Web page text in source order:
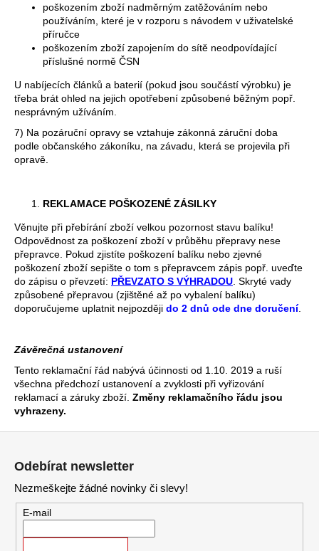
poškozením zboží nadměrným zatěžováním nebo
používáním, které je v rozporu s návodem v uživatelské
příručce
poškozením zboží zapojením do sítě neodpovídající
příslušné normě ČSN
U nabíjecích článků a baterií (pokud jsou součástí výrobku) je
třeba brát ohled na jejich opotřebení způsobené běžným popř.
nesprávným užíváním.
7) Na pozáruční opravy se vztahuje zákonná záruční doba
podle občanského zákoníku, na závadu, která se projevila při
opravě.
REKLAMACE POŠKOZENÉ ZÁSILKY
Věnujte při přebírání zboží velkou pozornost stavu balíku!
Odpovědnost za poškození zboží v průběhu přepravy nese
přepravce. Pokud zjistíte poškození balíku nebo zjevné
poškození zboží sepište o tom s přepravcem zápis popř. uveďte
do zápisu o převzetí: PŘEVZATO S VÝHRADOU . Skryté vady
způsobené přepravou (zjištěné až po vybalení balíku)
doporučujeme uplatnit nejpozději do 2 dnů ode dne doručení.
Závěrečná ustanovení
Tento reklamační řád nabývá účinnosti od 1.10. 2019 a ruší
všechna předchozí ustanovení a zvyklosti při vyřizování
reklamací a záruky zboží. Změny reklamačního řádu jsou
vyhrazeny.
Odebírat newsletter
Nezmeškejte žádné novinky či slevy!
E-mail